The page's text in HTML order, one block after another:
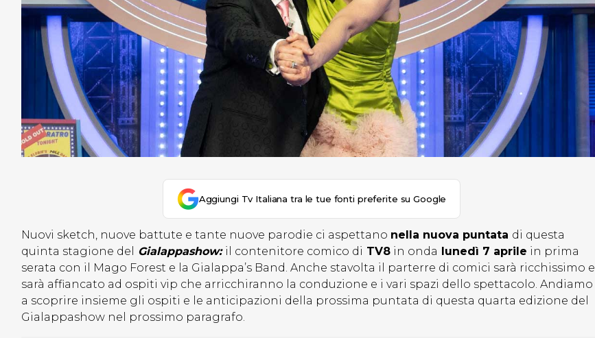
Aggiungi Tv Italiana tra le tue fonti preferite su Google
Nuovi sketch, nuove battute e tante nuove parodie ci aspettano nella nuova puntata di questa
quinta stagione del
Gialappashow: il contenitore comico di TV8 in onda lunedì 7 aprile in prima
serata con il Mago Forest e la Gialappa’s Band. Anche stavolta il parterre di comici sarà ricchissimo e
sarà affiancato ad ospiti vip che arricchiranno la conduzione e i vari spazi dello spettacolo. Andiamo
a scoprire insieme gli ospiti e le anticipazioni della prossima puntata di questa quarta edizione del
Gialappashow nel prossimo paragrafo.